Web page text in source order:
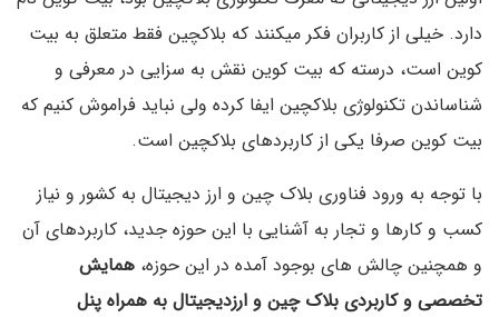
دارد. خیلی از کاربران فکر میکنند که بلاکچین فقط متعلق به بیت
کوین است، درسته که بیت کوین نقش به سزایی در معرفی و
شناساندن تکنولوژی بلاکچین ایفا کرده ولی نباید فراموش کنیم که
بیت کوین صرفا یکی از کاربردهای بلاکچین است.
با توجه به ورود فناوری بلاک چین و ارز دیجیتال به کشور و نیاز
کسب و کارها و تجار به آشنایی با این حوزه جدید، کاربردهای آن
و همچنین چالش های بوجود آمده در این حوزه، همایش
تخصصی و کاربردی بلاک چین و ارزدیجیتال به همراه پنل